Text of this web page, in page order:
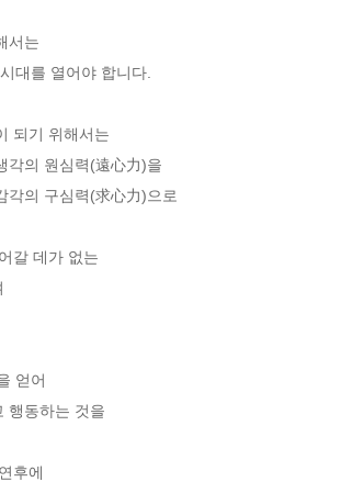
서는
대를 열어야 합니다.
되기 위해서는
각의 원심력(遠心力)을
각의 구심력(求心力)으로
갈 데가 없는
얻어
행동하는 것을
후에